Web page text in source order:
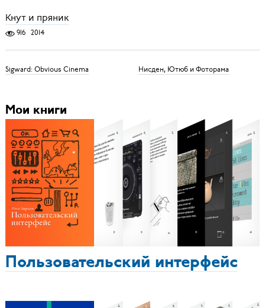
Кнут и пряник
916 2014
Sigward: Obvious Cinema Нисден, Ютюб и Фоторама
Мои книги
Пользовательский интерфейс